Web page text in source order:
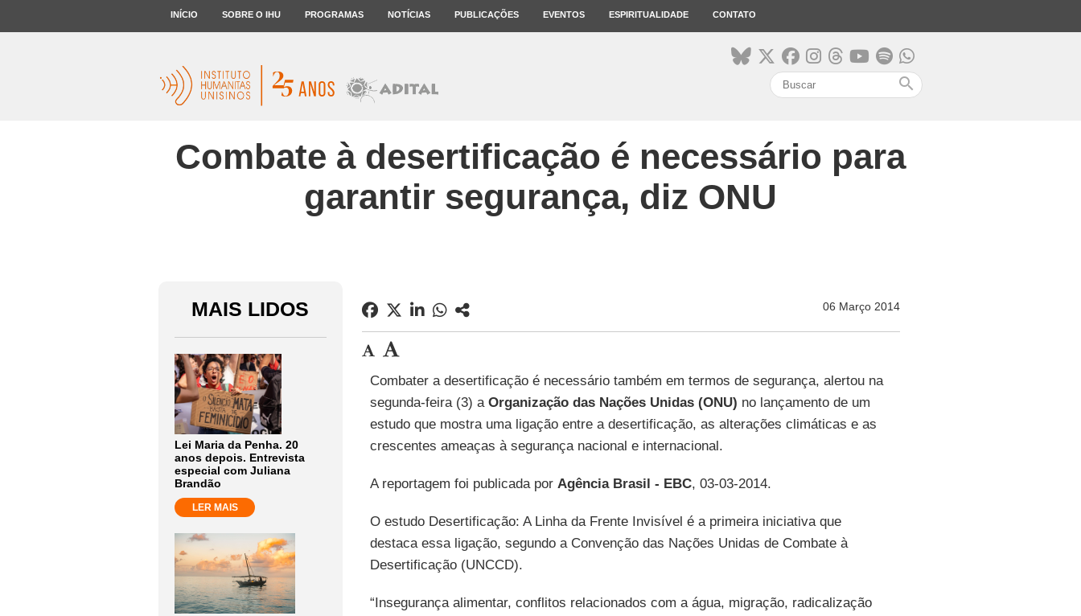
INÍCIO SOBRE O IHU PROGRAMAS NOTÍCIAS PUBLICAÇÕES EVENTOS ESPIRITUALIDADE CONTATO
search
Combate à desertificação é necessário para
garantir segurança, diz ONU
MAIS LIDOS
Lei Maria da Penha. 20
anos depois. Entrevista
especial com Juliana
Brandão
LER MAIS
06 Março 2014
Combater a desertificação é necessário também em termos de segurança, alertou na
segunda-feira (3) a Organização das Nações Unidas (ONU) no lançamento de um
estudo que mostra uma ligação entre a desertificação, as alterações climáticas e as
crescentes ameaças à segurança nacional e internacional.
A reportagem foi publicada por Agência Brasil - EBC, 03-03-2014.
O estudo Desertificação: A Linha da Frente Invisível é a primeira iniciativa que
destaca essa ligação, segundo a Convenção das Nações Unidas de Combate à
Desertificação (UNCCD).
“Insegurança alimentar, conflitos relacionados com a água, migração, radicalização